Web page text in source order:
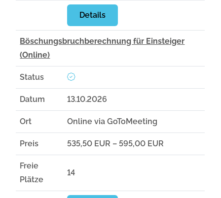
Details
Böschungsbruchberechnung für Einsteiger
(Online)
Status
Datum 13.10.2026
Ort Online via GoToMeeting
Preis 535,50 EUR – 595,00 EUR
Freie
Plätze
14